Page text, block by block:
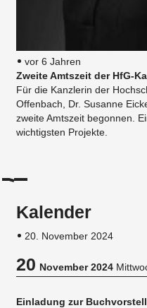
vor 6 Jahren
Zweite Amtszeit der HfG-
Für die Kanzlerin der
Offenbach, Dr. Susanne
zweite Amtszeit begonnen.
wichtigsten Projekte.
Kalender
20. November 2024
20November 2024
Einladung zur